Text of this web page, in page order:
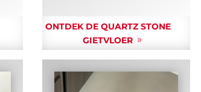
ONTDEK DE QUARTZ STONE
GIETVLOER